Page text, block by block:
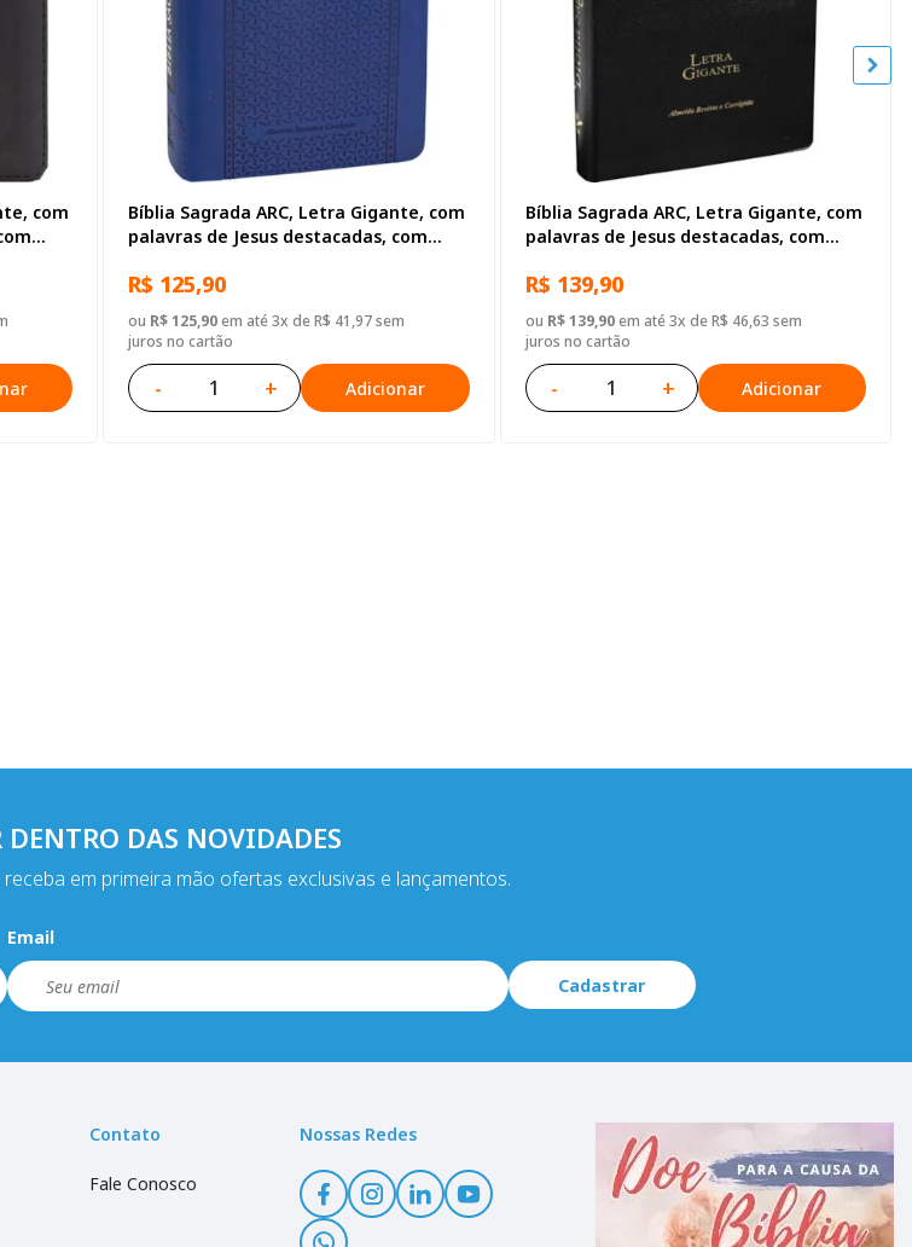
com
Bíblia Sagrada ARC, Letra Gigante, com
palavras de Jesus destacadas, com
R$ 125,90
ou R$ 125,90em até 3x de R$ 41,97 sem
juros no cartão
- + Adicionar
Bíblia Sagrada ARC, Letra Gigante, com
palavras de Jesus destacadas, com
R$ 139,90
ou R$ 139,90em até 3x de R$ 46,63 sem
juros no cartão
- + Adicionar
DENTRO DAS NOVIDADES
em primeira mão ofertas exclusivas e lançamentos.
Email
Cadastrar
Contato
Fale Conosco
Nossas Redes